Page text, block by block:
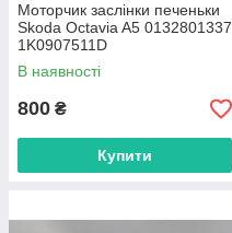
Моторчик заслінки печеньки
Skoda Octavia A5 0132801337
1K0907511D
В наявності
800 ₴
Купити